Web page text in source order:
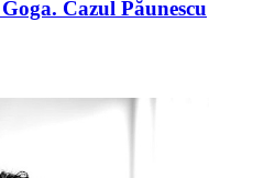
Cazul Păunescu